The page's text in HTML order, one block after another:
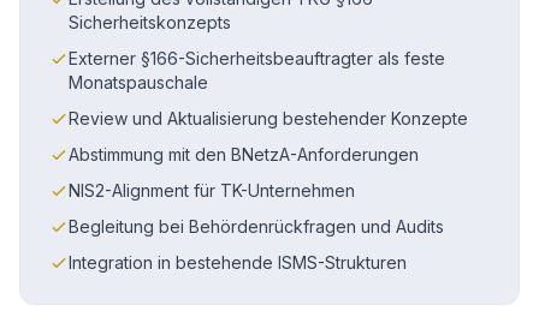
Sicherheitskonzepts
Externer §166-Sicherheitsbeauftragter als feste
Monatspauschale
Review und Aktualisierung bestehender Konzepte
Abstimmung mit den BNetzA-Anforderungen
NIS2-Alignment für TK-Unternehmen
Begleitung bei Behördenrückfragen und Audits
Integration in bestehende ISMS-Strukturen